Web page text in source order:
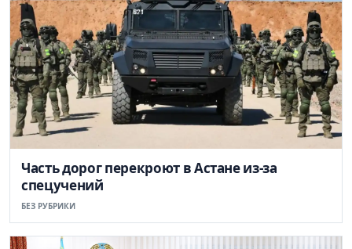
Часть дорог перекроют в Астане из-за
спецучений
БЕЗ РУБРИКИ